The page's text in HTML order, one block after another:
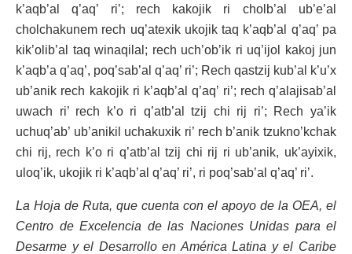
k’aqb’al q’aq’ ri’; rech kakojik ri cholb’al ub’e’al
cholchakunem rech uq’atexik ukojik taq k’aqb’al q’aq’ pa
kik’olib’al taq winaqilal; rech uch’ob’ik ri uq’ijol kakoj jun
k’aqb’a q’aq’, poq’sab’al q’aq’ ri’; Rech qastzij kub’al k’u’x
ub’anik rech kakojik ri k’aqb’al q’aq’ ri’; rech q’alajisab’al
uwach ri’ rech k’o ri q’atb’al tzij chi rij ri’; Rech ya’ik
uchuq’ab’ ub’anikil uchakuxik ri’ rech b’anik tzukno’kchak
chi rij, rech k’o ri q’atb’al tzij chi rij ri ub’anik, uk’ayixik,
uloq’ik, ukojik ri k’aqb’al q’aq’ ri’, ri poq’sab’al q’aq’ ri’.
La Hoja de Ruta, que cuenta con el apoyo de la OEA, el
Centro de Excelencia de las Naciones Unidas para el
Desarme y el Desarrollo en América Latina y el Caribe